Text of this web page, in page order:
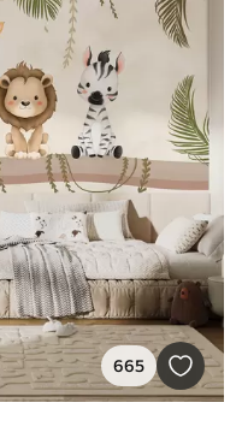
665